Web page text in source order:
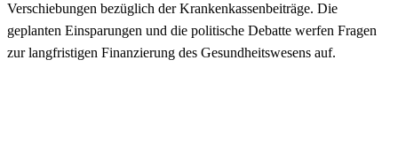
Verschiebungen bezüglich der Krankenkassenbeiträge. Die
geplanten Einsparungen und die politische Debatte werfen Fragen
zur langfristigen Finanzierung des Gesundheitswesens auf.